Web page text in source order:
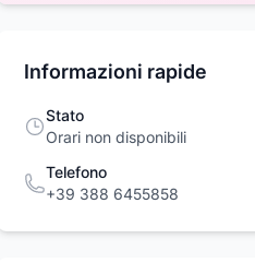
Informazioni rapide
Stato
Orari non disponibili
Telefono
+39 388 6455858